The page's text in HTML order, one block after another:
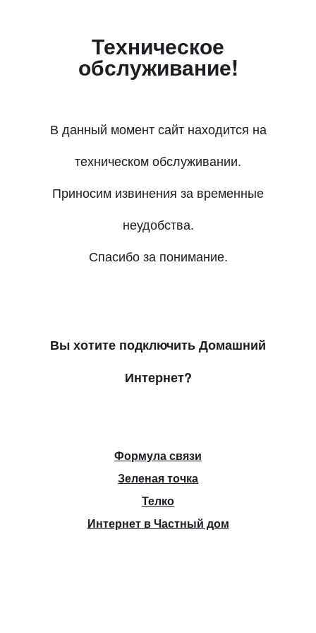
Техническое
обслуживание!
В данный момент сайт находится на
техническом обслуживании.
Приносим извинения за временные
неудобства.
Спасибо за понимание.
Вы хотите подключить Домашний
Интернет?
Формула связи
Зеленая точка
Телко
Интернет в Частный дом